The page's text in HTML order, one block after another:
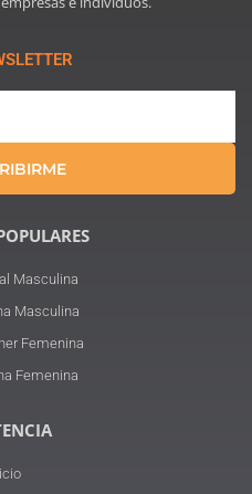
Masculina
Masculina
Femenina
Femenina